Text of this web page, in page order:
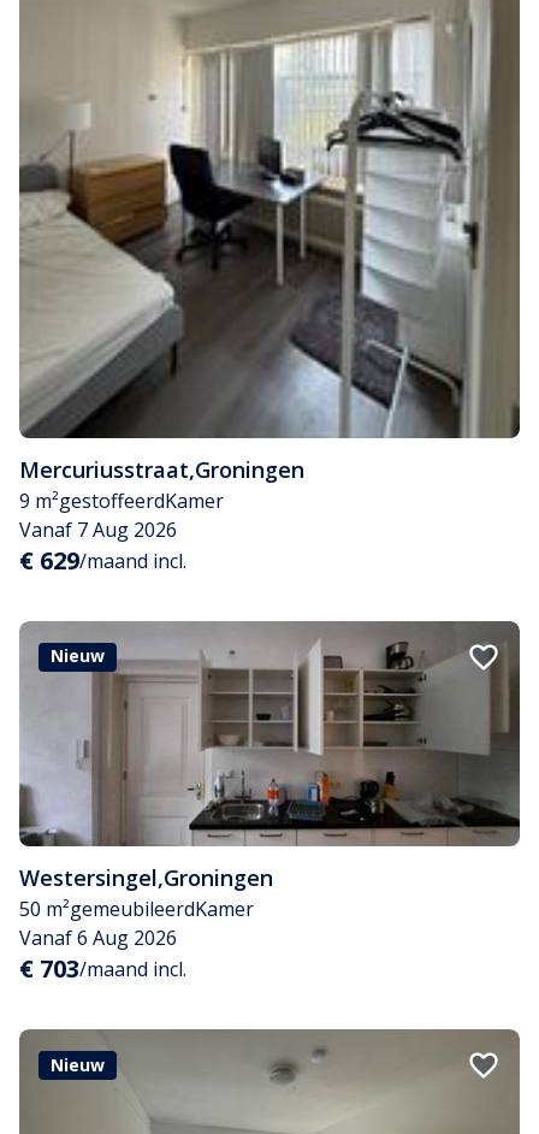
Mercuriusstraat,Groningen
9 m²gestoffeerdKamer
Vanaf 7 Aug 2026
€ 629/maand incl.
Nieuw
Westersingel,Groningen
50 m²gemeubileerdKamer
Vanaf 6 Aug 2026
€ 703/maand incl.
Nieuw